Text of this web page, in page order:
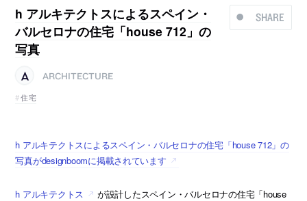
SHARE
h アルキテクトスによるスペイン・
バルセロナの住宅「house 712」の
写真
ARCHITECTURE
住宅
h アルキテクトスによるスペイン・バルセロナの住宅「house 712」の
写真がdesignboomに掲載されています
h アルキテクトス
が設計したスペイン・バルセロナの住宅「house